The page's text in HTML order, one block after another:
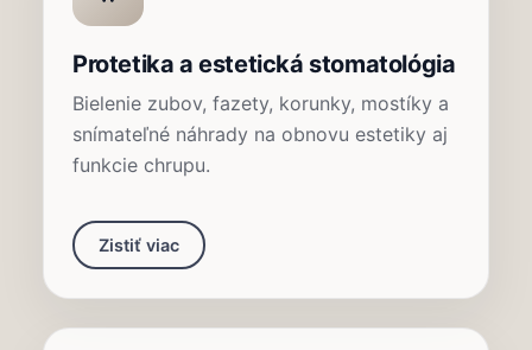
Protetika a estetická stomatológia
Bielenie zubov, fazety, korunky, mostíky a
snímateľné náhrady na obnovu estetiky aj
funkcie chrupu.
Zistiť viac